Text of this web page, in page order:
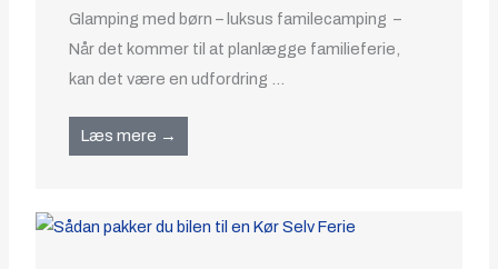
Glamping med børn – luksus familecamping –
Når det kommer til at planlægge familieferie,
kan det være en udfordring ...
Læs mere →